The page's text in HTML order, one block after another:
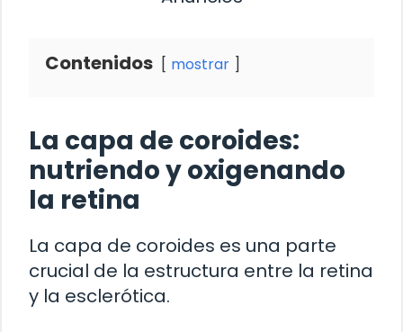
Contenidos mostrar
La capa de coroides:
nutriendo y oxigenando
la retina
La capa de coroides es una parte
crucial de la estructura entre la retina
y la esclerótica.